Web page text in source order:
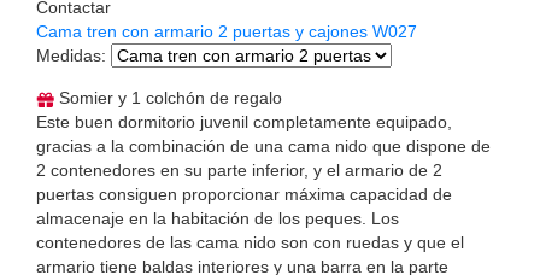
Contactar
Cama tren con armario 2 puertas y cajones W027
Medidas:
Somier y 1 colchón de regalo
Este buen dormitorio juvenil completamente equipado,
gracias a la combinación de una cama nido que dispone de
2 contenedores en su parte inferior, y el armario de 2
puertas consiguen proporcionar máxima capacidad de
almacenaje en la habitación de los peques. Los
contenedores de las cama nido son con ruedas y que el
armario tiene baldas interiores y una barra en la parte